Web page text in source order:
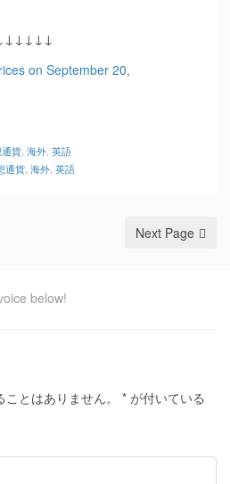
on September 20,
貨 海外 英語
通貨 海外 英語
Next Page
below!
とはありません。 * が付いている